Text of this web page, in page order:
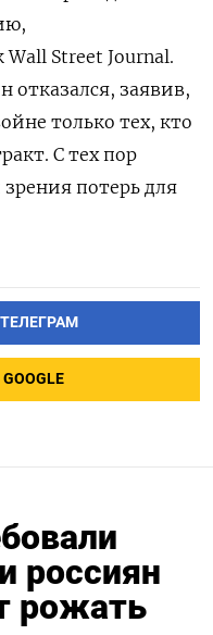
Wall Street Journal.
отказался, заявив,
только тех, кто
С тех пор
потерь для
россиян
рожать